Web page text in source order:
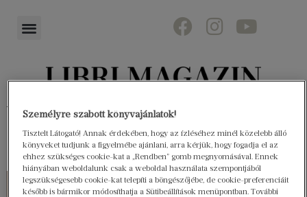
Könyvektől az olvasókig
Személyre szabott könyvajánlatok!
Tisztelt Látogató! Annak érdekében, hogy az ízléséhez minél közelebb álló
könyveket tudjunk a figyelmébe ajánlani, arra kérjük, hogy fogadja el az
ehhez szükséges cookie-kat a „Rendben” gomb megnyomásával. Ennek
hiányában weboldalunk csak a weboldal használata szempontjából
legszükségesebb cookie-kat telepíti a böngészőjébe, de cookie-preferenciáit
később is bármikor módosíthatja a Sütibeállítások menüpontban. További